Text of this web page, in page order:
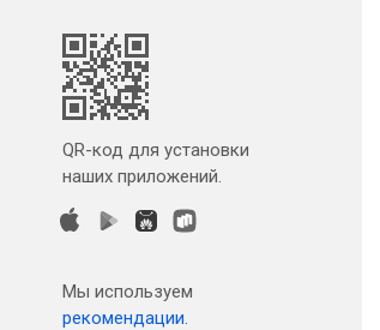
QR-код для установки
наших приложений.
Мы используем
рекомендации.